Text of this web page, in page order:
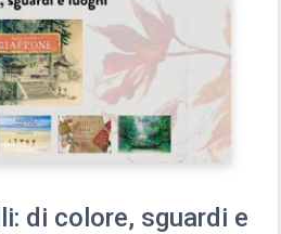
di colore, sguardi e